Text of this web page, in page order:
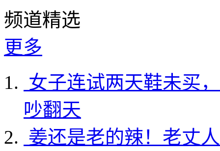
频道精选
更多
女子连试两天鞋未买
吵翻天
姜还是老的辣！老丈